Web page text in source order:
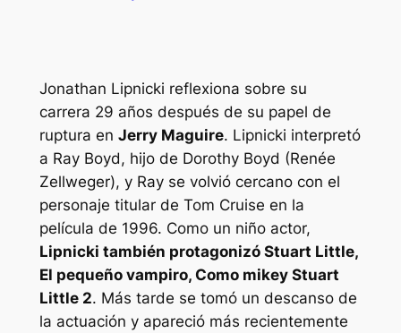
Jonathan Lipnicki reflexiona sobre su
carrera 29 años después de su papel de
ruptura en Jerry Maguire. Lipnicki interpretó
a Ray Boyd, hijo de Dorothy Boyd (Renée
Zellweger), y Ray se volvió cercano con el
personaje titular de Tom Cruise en la
película de 1996. Como un niño actor,
Lipnicki también protagonizó Stuart Little,
El pequeño vampiro, Como mikey Stuart
Little 2. Más tarde se tomó un descanso de
la actuación y apareció más recientemente